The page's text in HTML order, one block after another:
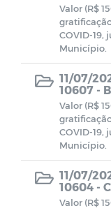
Valor (R$
COVID-19,
Município.
11/07/
10607 -
Valor (R$
COVID-19,
Município.
11/07/
10604 -
Valor (R$